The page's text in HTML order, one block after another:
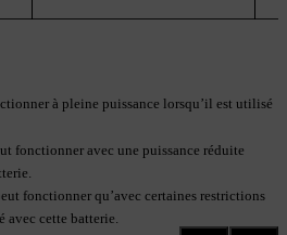
à pleine puissance lorsqu’il est utilisé
fonctionner avec une puissance réduite
fonctionner qu’avec certaines restrictions
avec cette batterie.